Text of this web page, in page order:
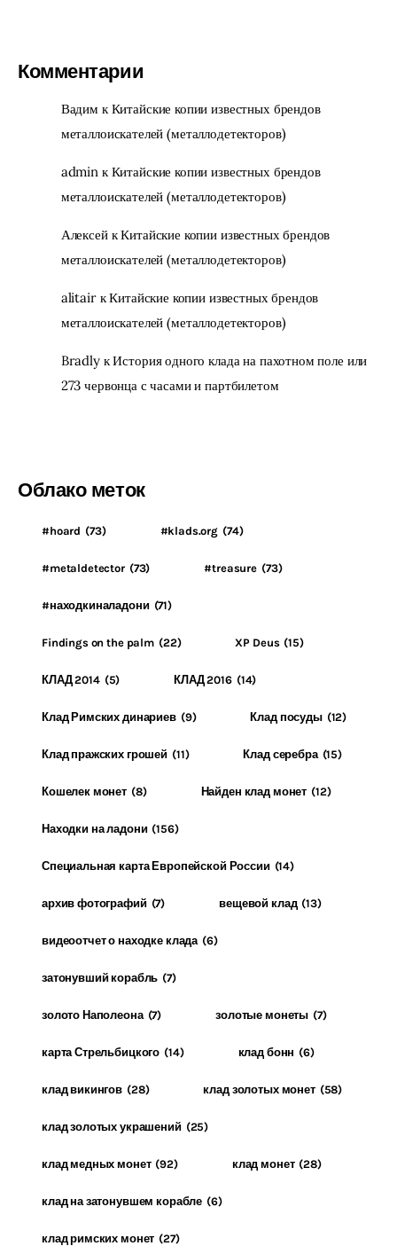
Комментарии
Вадим к Китайские копии известных брендов
металлоискателей (металлодетекторов)
admin к Китайские копии известных брендов
металлоискателей (металлодетекторов)
АлексейкКитайские копии известных брендов
металлоискателей (металлодетекторов)
alitairкКитайские копии известных брендов
металлоискателей (металлодетекторов)
BradlyкИстория одного клада на пахотном поле или
273 червонца с часами и партбилетом
Облако меток
#hoard (73) #klads.org (74)
#metaldetector (73) #treasure (73)
#находкиналадони (71)
Findings on the palm (22) XP Deus (15)
КЛАД 2014 (5) КЛАД 2016 (14)
Клад Римских динариев (9) Клад посуды (12)
Клад пражских грошей (11) Клад серебра (15)
Кошелек монет (8) Найден клад монет (12)
Находки на ладони (156)
Специальная карта Европейской России (14)
архив фотографий (7) вещевой клад (13)
видеоотчет о находке клада (6)
затонувший корабль (7)
золото Наполеона (7) золотые монеты (7)
карта Стрельбицкого (14) клад бонн (6)
клад викингов (28) клад золотых монет (58)
клад золотых украшений (25)
клад медных монет (92) клад монет (28)
клад на затонувшем корабле (6)
клад римских монет (27)